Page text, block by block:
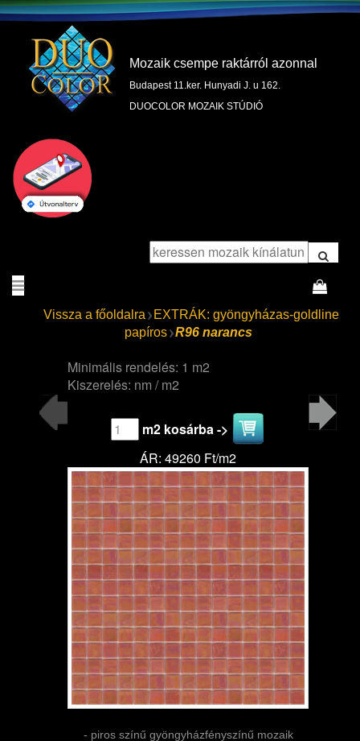
Mozaik csempe raktárról azonnal
Budapest 11.ker. Hunyadi J. u 162.
DUOCOLOR MOZAIK STÚDIÓ
Vissza a főoldalra
EXTRÁK: gyöngyházas-goldline
papíros
R96 narancs
Minimális rendelés: 1 m2
Kiszerelés: nm / m2
m2 kosárba ->
ÁR: 49260 Ft/m2
- piros színű gyöngyházfényszínű mozaik